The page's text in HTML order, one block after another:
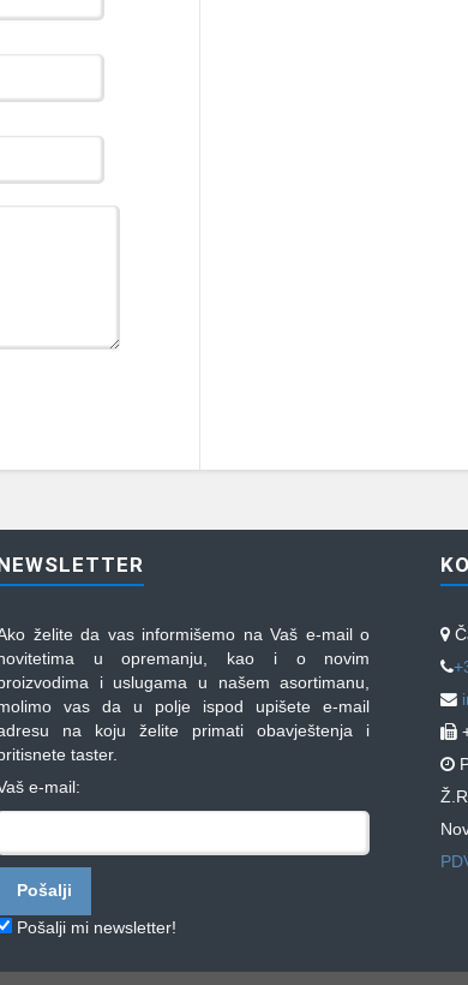
želite da vas informišemo na Vaš e-mail o
u opremanju, kao i o novim
i uslugama u našem asortimanu,
vas da u polje ispod upišete e-mail
na koju želite primati obavještenja i
taster.
e-mail:
Pošalji mi newsletter!